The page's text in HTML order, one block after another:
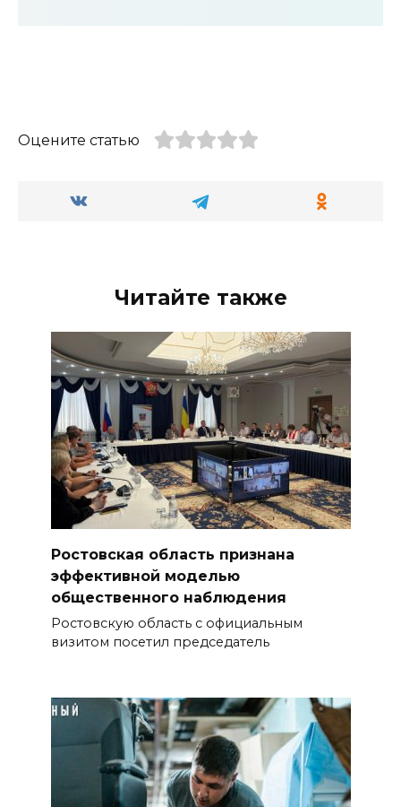
Оцените статью
Читайте также
Ростовская область признана
эффективной моделью
общественного наблюдения
Ростовскую область с официальным
визитом посетил председатель